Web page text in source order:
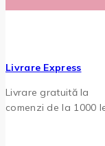
Livrare Express
Livrare gratuită la
comenzi de la 1000